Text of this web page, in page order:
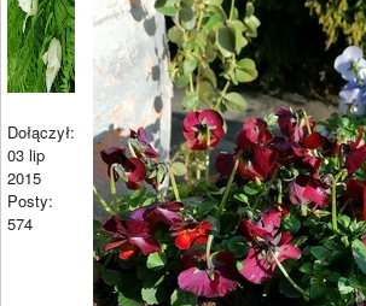
Dołączył:
03 lip
2015
Posty:
574